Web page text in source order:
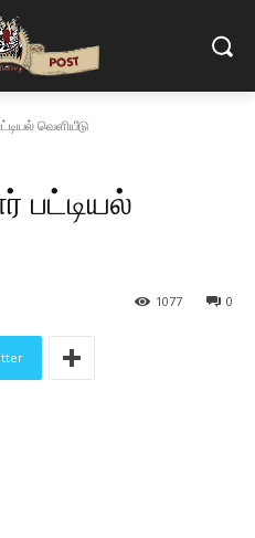
வெளியீடு
பட்டியல்
0
1077